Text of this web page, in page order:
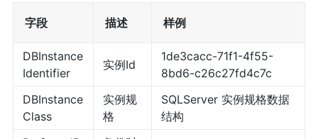
字段 描述 样例
DBInstance
Identifier
实例Id
1de3cacc-71f1-4f55-
8bd6-c26c27fd4c7c
DBInstance
Class
实例规
格
SQLServer 实例规格数据
结构